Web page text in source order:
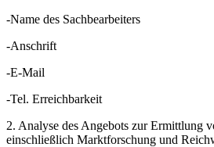
-Name des Sachbearbeiters
-Anschrift
-E-Mail
-Tel. Erreichbarkeit
2. Analyse des Angebots zur Ermittlung
einschließlich Marktforschung und